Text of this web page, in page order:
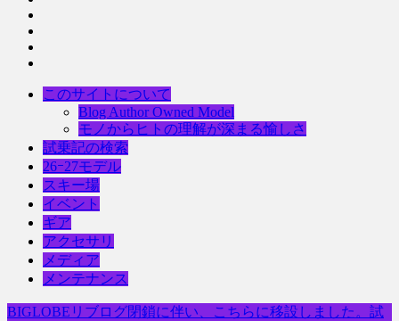
このサイトについて
Blog Author Owned Model
モノからヒトの理解が深まる愉しさ
試乗記の検索
26ｰ27モデル
スキー場
イベント
ギア
アクセサリ
メディア
メンテナンス
BIGLOBEリブログ閉鎖に伴い、こちらに移設しました。試